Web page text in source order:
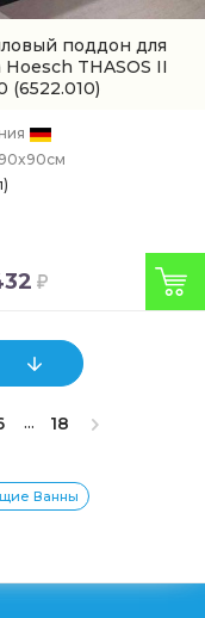
поддон для
THASOS II
(6522.010)
90x90см
... 18
Ванны